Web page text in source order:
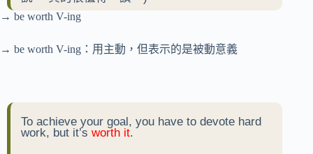
→ be worth V-ing
→ be worth V-ing：用主動，但表示的是被動意義
To achieve your goal, you have to devote hard
work, but it’s worth it.